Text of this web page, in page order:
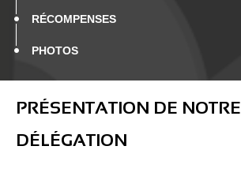
RÉCOMPENSES
PHOTOS
PRÉSENTATION DE NOTRE
DÉLÉGATION